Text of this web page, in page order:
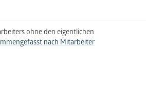
ohne den eigentlichen
nach Mitarbeiter